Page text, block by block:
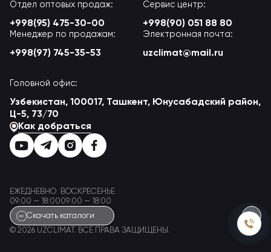
Отдел оптовых продаж:
+998(95) 475-30-00
Сервис центр:
+998(90) 051 88 80
Менеджер по продажам:
+998(97) 745-35-53
Электронная почта:
uzclimat@mail.ru
Головной офис:
Узбекистан, 100017, Ташкент, Юнусабадский район,
Ц-5, 73/70
Как добраться
ЕЖЕДНЕВНО
09:00 — 18:00
ВОСКРЕСЕНЬЕ
09:00 — 18:00
Скачать каталоги
© 2026 UZCLIMAT. ВСЕ ПРАВА ЗАЩИЩЕНЫ.